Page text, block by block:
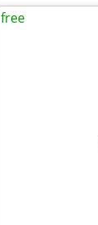
free